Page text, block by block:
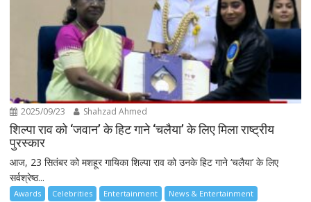
2025/09/23 Shahzad Ahmed
शिल्पा राव को ‘जवान’ के हिट गाने ‘चलैया’ के लिए मिला राष्ट्रीय
पुरस्कार
आज, 23 सितंबर को मशहूर गायिका शिल्पा राव को उनके हिट गाने ‘चलैया’ के लिए
सर्वश्रेष्ठ...
Awards Celebrities Entertainment News & Entertainment